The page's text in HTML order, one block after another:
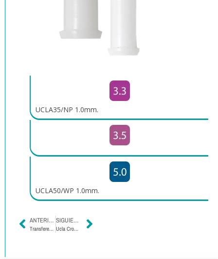
UCLA35/NP 1.0mm.
UCLA50/WP 1.0mm.
ANTERIOR
Transferente Pieza Única
SIGUIENTE
Ucla Cromo Cobalto